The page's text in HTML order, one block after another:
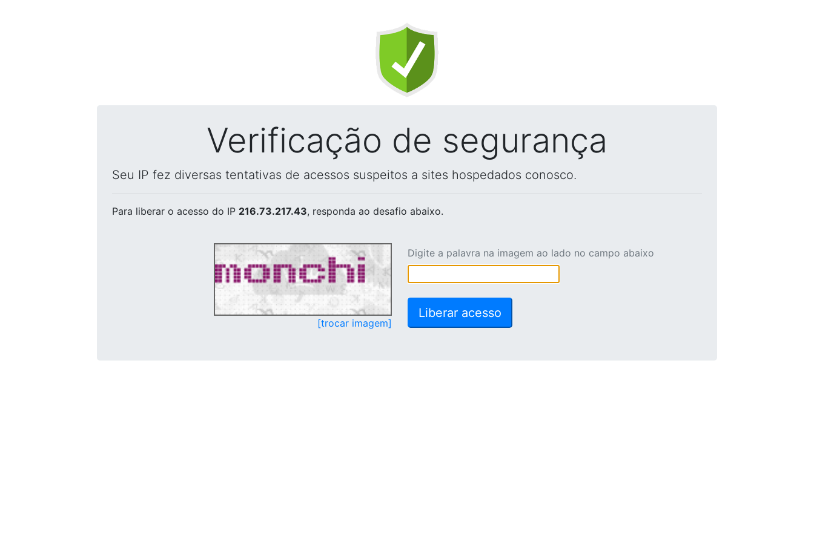
Verificação de segurança
Seu IP fez diversas tentativas de acessos suspeitos a sites hospedados conosco.
Para liberar o acesso do IP 216.73.217.43, responda ao desafio abaixo.
[trocar imagem]
Digite a palavra na imagem ao lado no campo abaixo